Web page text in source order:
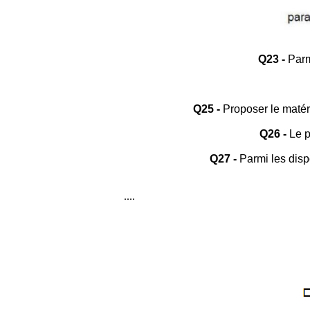
....
Q23 -
Q25 - Proposer le
Q26 - Le
Q27 - Parmi les